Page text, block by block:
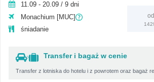
11.09 - 20.09 / 9 dni
Monachium [MUC]
śniadanie
Transfer i bagaż w cenie
Transfer z lotniska do hotelu i z powrotem oraz bagaż
od